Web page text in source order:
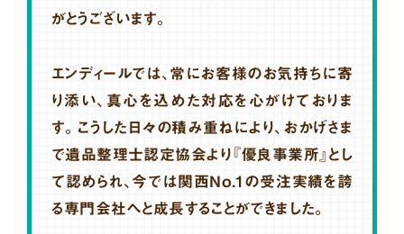
がとうございます。
エンディールでは、常にお客様のお気持ちに寄
り添い、真心を込めた対応を心がけておりま
す。こうした日々の積み重ねにより、おかげさま
で遺品整理士認定協会より『優良事業所』とし
て認められ、今では関西No.1の受注実績を誇
る専門会社へと成長することができました。